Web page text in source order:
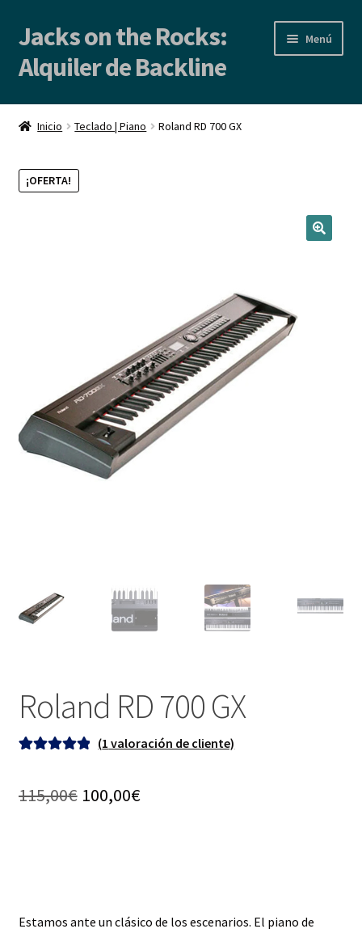
Ir
a
la
Ir
al
contenido
Jacks on the Rocks:
Alquiler de Backline
Menú
Inicio
Locales de Ensayo
Inicio Teclado | Piano Roland RD 700 GX
¡OFERTA!
Roland RD 700 GX
base a
(1 valoración de cliente)
115,00€ El
115,00€.
100,00€El
Estamos ante un clásico de los escenarios. El piano de